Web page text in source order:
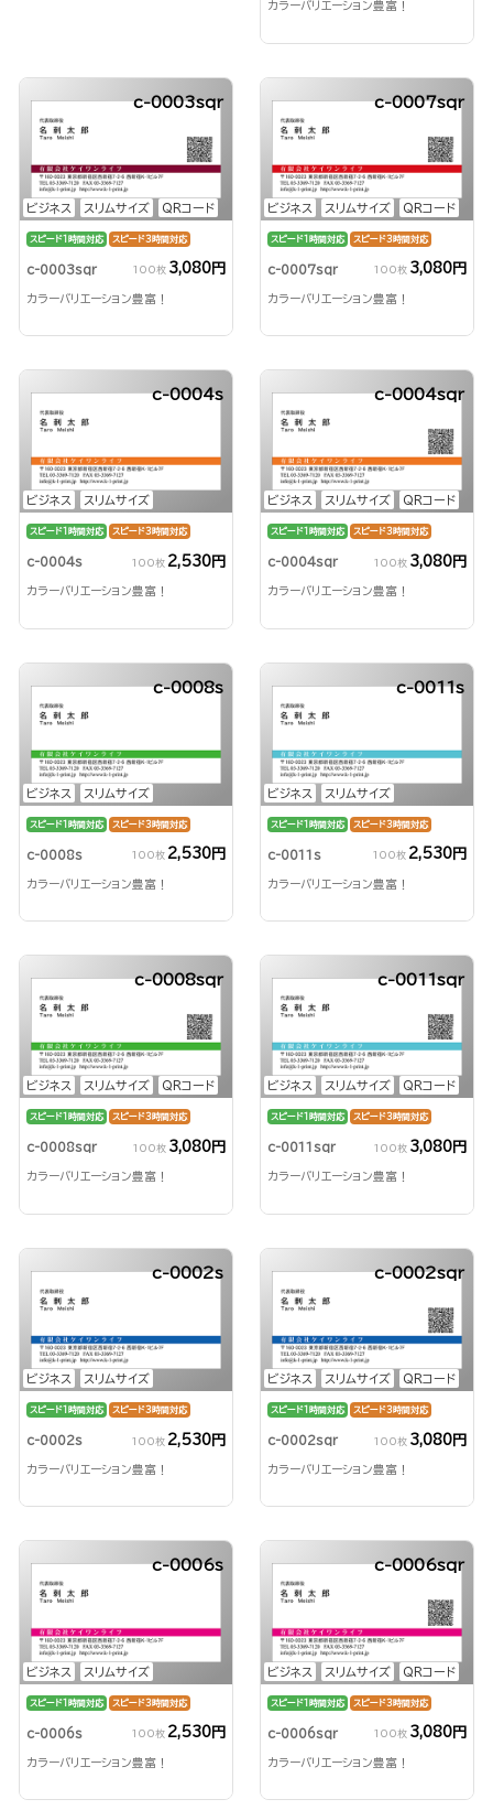
カラーバリエーション豊富！
ビジネス スリムサイズ QRコード
c-0003sqr
スピード1時間対応 スピード3時間対応
c-0003sqr 100枚 3,080円
カラーバリエーション豊富！
ビジネス スリムサイズ QRコード
c-0007sqr
スピード1時間対応 スピード3時間対応
c-0007sqr 100枚 3,080円
カラーバリエーション豊富！
ビジネス スリムサイズ
c-0004s
スピード1時間対応 スピード3時間対応
c-0004s 100枚 2,530円
カラーバリエーション豊富！
ビジネス スリムサイズ QRコード
c-0004sqr
スピード1時間対応 スピード3時間対応
c-0004sqr 100枚 3,080円
カラーバリエーション豊富！
ビジネス スリムサイズ
c-0008s
スピード1時間対応 スピード3時間対応
c-0008s 100枚 2,530円
カラーバリエーション豊富！
ビジネス スリムサイズ
c-0011s
スピード1時間対応 スピード3時間対応
c-0011s 100枚 2,530円
カラーバリエーション豊富！
ビジネス スリムサイズ QRコード
c-0008sqr
スピード1時間対応 スピード3時間対応
c-0008sqr 100枚 3,080円
カラーバリエーション豊富！
ビジネス スリムサイズ QRコード
c-0011sqr
スピード1時間対応 スピード3時間対応
c-0011sqr 100枚 3,080円
カラーバリエーション豊富！
ビジネス スリムサイズ
c-0002s
スピード1時間対応 スピード3時間対応
c-0002s 100枚 2,530円
カラーバリエーション豊富！
ビジネス スリムサイズ QRコード
c-0002sqr
スピード1時間対応 スピード3時間対応
c-0002sqr 100枚 3,080円
カラーバリエーション豊富！
ビジネス スリムサイズ
c-0006s
スピード1時間対応 スピード3時間対応
c-0006s 100枚 2,530円
カラーバリエーション豊富！
ビジネス スリムサイズ QRコード
c-0006sqr
スピード1時間対応 スピード3時間対応
c-0006sqr 100枚 3,080円
カラーバリエーション豊富！